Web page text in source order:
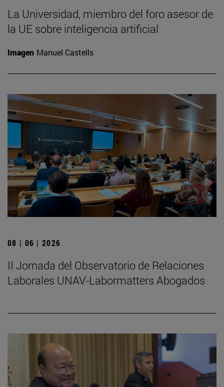
La Universidad, miembro del foro asesor de
la UE sobre inteligencia artificial
Imagen Manuel Castells
08 | 06 | 2026
II Jornada del Observatorio de Relaciones
Laborales UNAV-Labormatters Abogados